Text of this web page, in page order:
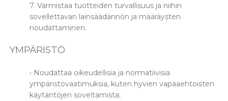
7. Varmistaa tuotteiden turvallisuus ja niihin
sovellettavan lainsäädännön ja määräysten
noudattaminen.
YMPÄRISTÖ
• Noudattaa oikeudellisia ja normatiivisia
ympäristövaatimuksia, kuten hyvien vapaaehtoisten
käytäntöjen soveltamista;